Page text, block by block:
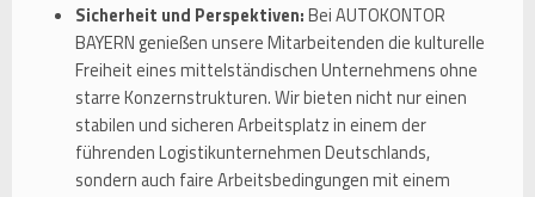
Sicherheit und Perspektiven:Bei AUTOKONTOR
BAYERN genießen unsere Mitarbeitenden die kulturelle
Freiheit eines mittelständischen Unternehmens ohne
starre Konzernstrukturen. Wir bieten nicht nur einen
stabilen und sicheren Arbeitsplatz in einem der
führenden Logistikunternehmen Deutschlands,
sondern auch faire Arbeitsbedingungen mit einem